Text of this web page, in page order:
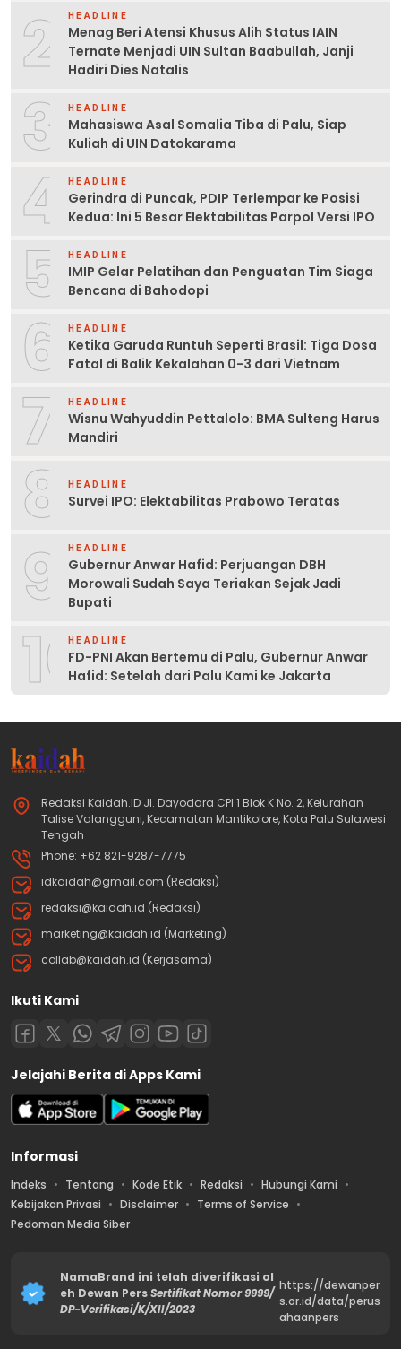
2 HEADLINE
Menag Beri Atensi Khusus Alih Status IAIN
Ternate Menjadi UIN Sultan Baabullah, Janji
Hadiri Dies Natalis
3 HEADLINE
Mahasiswa Asal Somalia Tiba di Palu, Siap
Kuliah di UIN Datokarama
4 HEADLINE
Gerindra di Puncak, PDIP Terlempar ke Posisi
Kedua: Ini 5 Besar Elektabilitas Parpol Versi IPO
5 HEADLINE
IMIP Gelar Pelatihan dan Penguatan Tim Siaga
Bencana di Bahodopi
6 HEADLINE
Ketika Garuda Runtuh Seperti Brasil: Tiga Dosa
Fatal di Balik Kekalahan 0-3 dari Vietnam
7 HEADLINE
Wisnu Wahyuddin Pettalolo: BMA Sulteng Harus
Mandiri
8 HEADLINE
Survei IPO: Elektabilitas Prabowo Teratas
9 HEADLINE
Gubernur Anwar Hafid: Perjuangan DBH
Morowali Sudah Saya Teriakan Sejak Jadi
Bupati
10HEADLINE
FD-PNI Akan Bertemu di Palu, Gubernur Anwar
Hafid: Setelah dari Palu Kami ke Jakarta
Redaksi Kaidah.ID Jl. Dayodara CPI 1 Blok K No. 2, Kelurahan
Talise Valangguni, Kecamatan Mantikolore, Kota Palu Sulawesi
Tengah
Phone: +62 821-9287-7775
idkaidah@gmail.com (Redaksi)
redaksi@kaidah.id (Redaksi)
marketing@kaidah.id (Marketing)
collab@kaidah.id (Kerjasama)
Ikuti Kami
Jelajahi Berita di Apps Kami
Informasi
Indeks Tentang Kode Etik Redaksi
Hubungi Kami
Kebijakan Privasi
Disclaimer
Terms of Service
Pedoman Media Siber
NamaBrand ini telah diverifikasi ol
eh Dewan PersSertifikat Nomor 9999/
DP-Verifikasi/K/XII/2023
https://dewanper
s.or.id/data/perus
ahaanpers